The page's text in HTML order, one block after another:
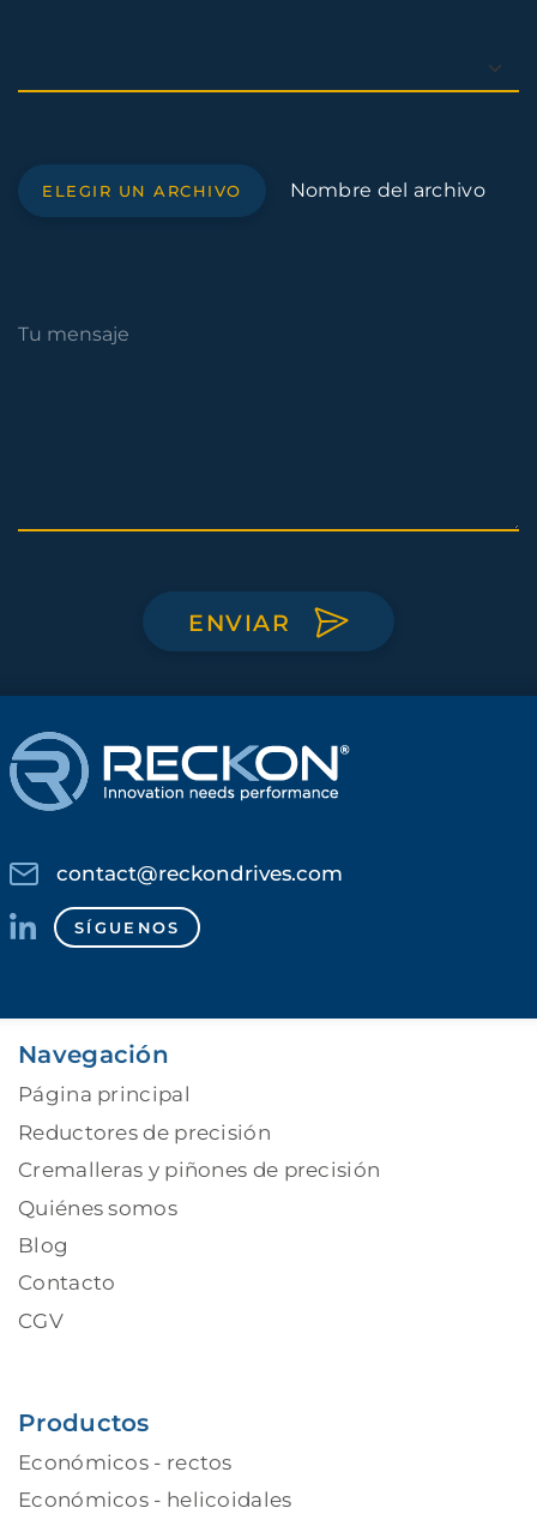
ELEGIR UN ARCHIVO Nombre del archivo
ENVIAR
contact@reckondrives.com
SÍGUENOS
Navegación
Página principal
Reductores de precisión
Cremalleras y piñones de precisión
Quiénes somos
Blog
Contacto
CGV
Productos
Económicos - rectos
Económicos - helicoidales